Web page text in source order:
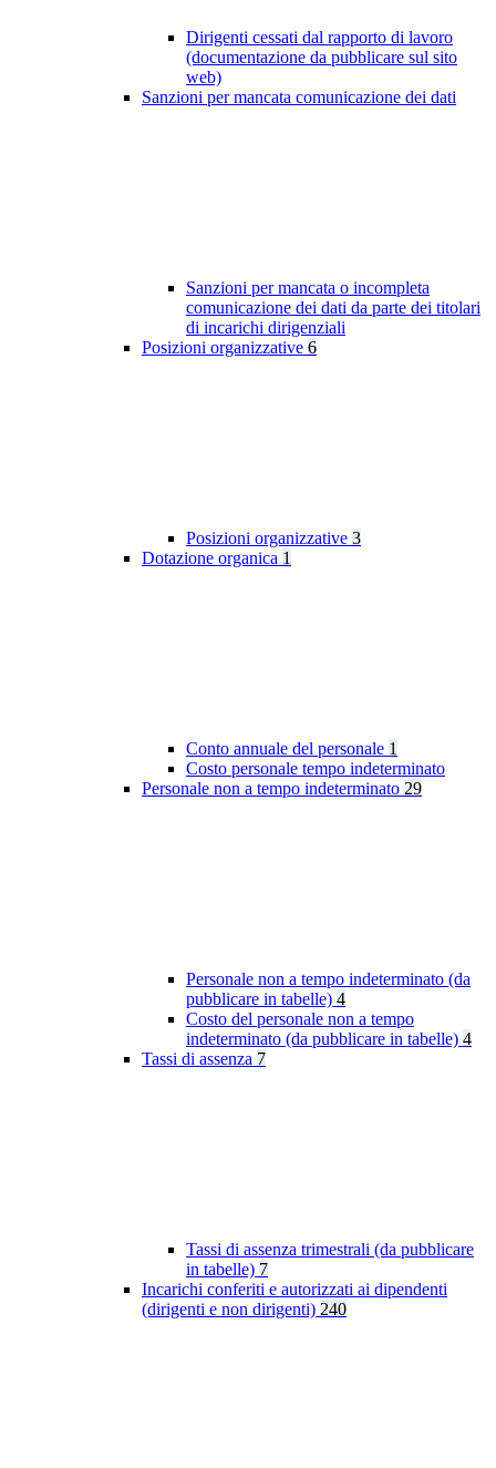
Dirigenti cessati dal rapporto di lavoro
(documentazione da pubblicare sul sito
web)
Sanzioni per mancata comunicazione dei dati
Sanzioni per mancata o incompleta
comunicazione dei dati da parte dei titolari
di incarichi dirigenziali
Posizioni organizzative 6
Posizioni organizzative 3
Dotazione organica 1
Conto annuale del personale 1
Costo personale tempo indeterminato
Personale non a tempo indeterminato 29
Personale non a tempo indeterminato (da
pubblicare in tabelle) 4
Costo del personale non a tempo
indeterminato (da pubblicare in tabelle) 4
Tassi di assenza 7
Tassi di assenza trimestrali (da pubblicare
in tabelle) 7
Incarichi conferiti e autorizzati ai dipendenti
(dirigenti e non dirigenti) 240